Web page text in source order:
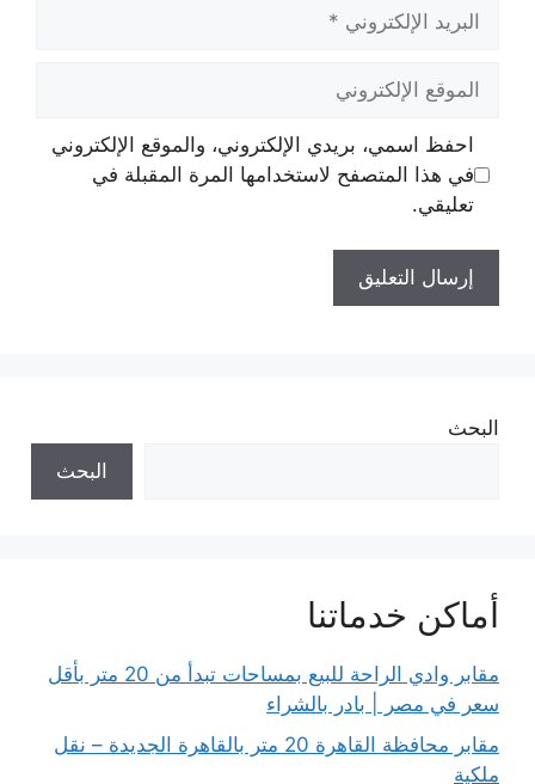
الإلكتروني
الإلكتروني
احفظ اسمي، بريدي الإلكتروني، والموقع الإلكتروني
في هذا المتصفح لاستخدامها المرة المقبلة في
تعليقي.
البحث
البحث
أماكن خدماتنا
مقابر وادي الراحة للبيع بمساحات تبدأ من 20 متر بأقل
سعر في مصر | بادر بالشراء
مقابر محافظة القاهرة 20 متر بالقاهرة الجديدة – نقل
ملكية